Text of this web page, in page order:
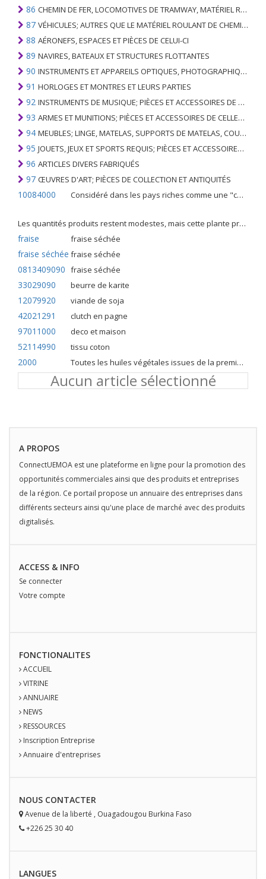
86 CHEMIN DE FER, LOCOMOTIVES DE TRAMWAY, MATÉRIEL ROULANT ET LEURS PARTIES; RACCORDS DE CHEMIN DE FER OU DE TRAMWAY ET RACCORDS ET PIÈCES DE CELLES-CI; ÉQUIPEMENT DE SIGNALISATION DE TRAFIC MÉCANIQUE (Y COMPRIS ÉLECTRO-MÉCANIQUE) DE TOUS TYPES
87 VÉHICULES; AUTRES QUE LE MATÉRIEL ROULANT DE CHEMIN DE FER OU DE TRAMWAY, ET LEURS PIÈCES ET ACCESSOIRES
88 AÉRONEFS, ESPACES ET PIÈCES DE CELUI-CI
89 NAVIRES, BATEAUX ET STRUCTURES FLOTTANTES
90 INSTRUMENTS ET APPAREILS OPTIQUES, PHOTOGRAPHIQUES, CINÉMATOGRAPHIQUES, DE MESURE, DE CONTRÔLE, DE MÉDECINE OU DE CHIRURGIE; PIÈCES ET ACCESSOIRES
91 HORLOGES ET MONTRES ET LEURS PARTIES
92 INSTRUMENTS DE MUSIQUE; PIÈCES ET ACCESSOIRES DE TELS ARTICLES
93 ARMES ET MUNITIONS; PIÈCES ET ACCESSOIRES DE CELLES-CI
94 MEUBLES; LINGE, MATELAS, SUPPORTS DE MATELAS, COUSSINS ET AMEUBLEMENT SIMILAIRE FARCI; LAMPES ET RACCORDS D'ÉCLAIRAGE, N.E.C .; SIGNES LUMINEUSES, PLAQUES DE NOMS LUMINEUSES ET SIMILAIRES; BÂTIMENTS PRÉFABRIQUÉS
95 JOUETS, JEUX ET SPORTS REQUIS; PIÈCES ET ACCESSOIRES DE CELLES-CI
96 ARTICLES DIVERS FABRIQUÉS
97 ŒUVRES D'ART; PIÈCES DE COLLECTION ET ANTIQUITÉS
10084000 Considéré dans les pays riches comme une "céréale mineure", le fonio blanc est une graminée de la famille des poaceae cultivée pour ses graines dans certaines régions d'Afrique.
Les quantités produits restent modestes, mais cette plante présente malgré tout de nombreuses qualités. Elle est utilisé dans l'alimentation humaine et entre dans la préparation de nombreuses recettes traditionnelles africaines comme le couscous, la bouillie, les boulettes, les beignets et même le pain.
fraise fraise séchée
fraise séchée fraise séchée
0813409090 fraise séchée
33029090 beurre de karite
12079920 viande de soja
42021291 clutch en pagne
97011000 deco et maison
52114990 tissu coton
2000 Toutes les huiles végétales issues de la première pression à froid
Aucun article sélectionné
A PROPOS
ConnectUEMOA est une plateforme en ligne pour la promotion des
opportunités commerciales ainsi que des produits et entreprises
de la région. Ce portail propose un annuaire des entreprises dans
différents secteurs ainsi qu'une place de marché avec des produits
digitalisés.
ACCESS & INFO
Se connecter
Votre compte
FONCTIONALITES
ACCUEIL
VITRINE
ANNUAIRE
NEWS
RESSOURCES
Inscription Entreprise
Annuaire d'entreprises
NOUS CONTACTER
Avenue de la liberté , Ouagadougou Burkina Faso
+226 25 30 40
LANGUES